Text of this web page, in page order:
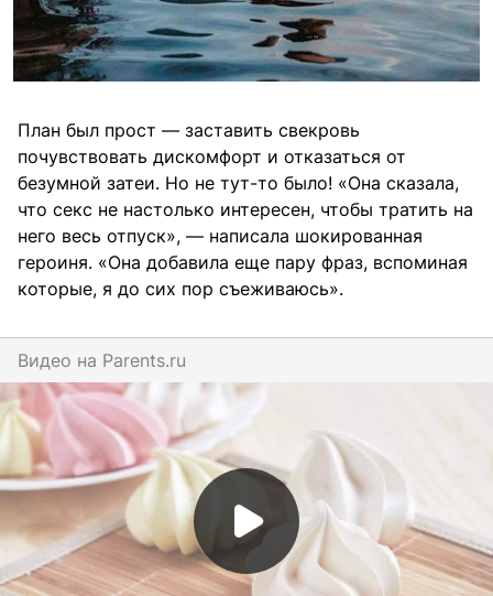
План был прост — заставить свекровь
почувствовать дискомфорт и отказаться от
безумной затеи. Но не тут-то было! «Она сказала,
что секс не настолько интересен, чтобы тратить на
него весь отпуск», — написала шокированная
героиня. «Она добавила еще пару фраз, вспоминая
которые, я до сих пор съеживаюсь».
Видео на parents.ru